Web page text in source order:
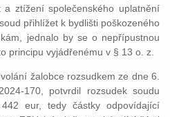
ztížení společenského uplatnění
přihlížet k bydlišti poškozeného
jednalo by se o nepřípustnou
principu vyjádřenému v § 13 o. z.
žalobce rozsudkem ze dne 6.
170, potvrdil rozsudek soudu
eur, tedy částky odpovídající